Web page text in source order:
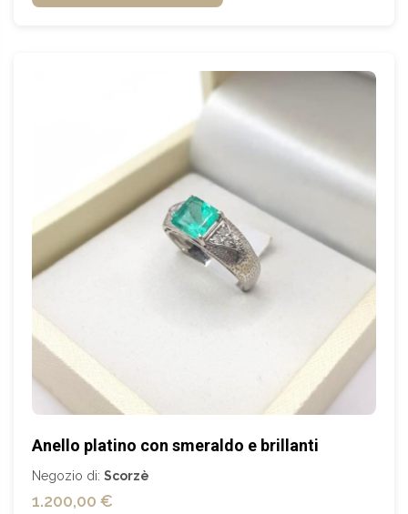
Anello platino con smeraldo e brillanti
Negozio di: Scorzè
1.200,00 €